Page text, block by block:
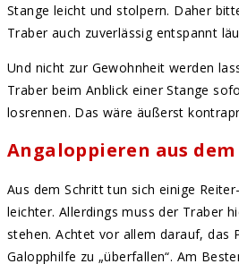
Stange leicht und stolpern. Daher
Traber auch zuverlässig entspannt
Und nicht zur Gewohnheit werden
Traber beim Anblick einer Stange
losrennen. Das wäre äußerst
Angaloppieren aus
Aus dem Schritt tun sich einige
leichter. Allerdings muss der Traber
stehen. Achtet vor allem darauf, das
Galopphilfe zu „überfallen“. Am